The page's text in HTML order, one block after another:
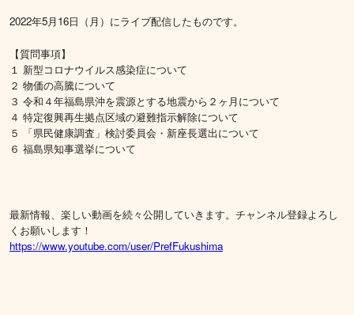
2022年5月16日（月）にライブ配信したものです。
​【質問事項】
１ 新型コロナウイルス感染症について
２ 物価の高騰について
３ 令和４年福島県沖を震源とする地震から２ヶ月について
４ 特定復興再生拠点区域の避難指示解除について
５ 「県民健康調査」検討委員会・新座長選出について
６ 福島県知事選挙について
最新情報、楽しい動画を続々公開していきます。チャンネル登録よろし
くお願いします！
https://www.youtube.com/user/PrefFukushima